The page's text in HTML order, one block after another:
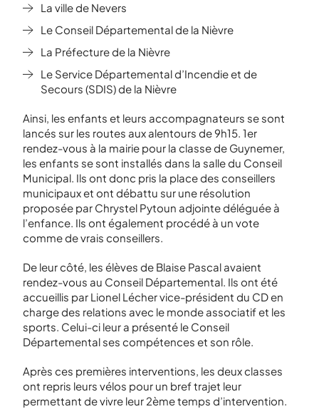
La ville de Nevers
Le Conseil Départemental de la Nièvre
La Préfecture de la Nièvre
Le Service Départemental d’Incendie et de
Secours (SDIS) de la Nièvre
Ainsi, les enfants et leurs accompagnateurs se sont
lancés sur les routes aux alentours de 9h15. 1er
rendez-vous à la mairie pour la classe de Guynemer,
les enfants se sont installés dans la salle du Conseil
Municipal. Ils ont donc pris la place des conseillers
municipaux et ont débattu sur une résolution
proposée par Chrystel Pytoun adjointe déléguée à
l’enfance. Ils ont également procédé à un vote
comme de vrais conseillers.
De leur côté, les élèves de Blaise Pascal avaient
rendez-vous au Conseil Départemental. Ils ont été
accueillis par Lionel Lécher vice-président du CD en
charge des relations avec le monde associatif et les
sports. Celui-ci leur a présenté le Conseil
Départemental ses compétences et son rôle.
Après ces premières interventions, les deux classes
ont repris leurs vélos pour un bref trajet leur
permettant de vivre leur 2èmetemps d’intervention.